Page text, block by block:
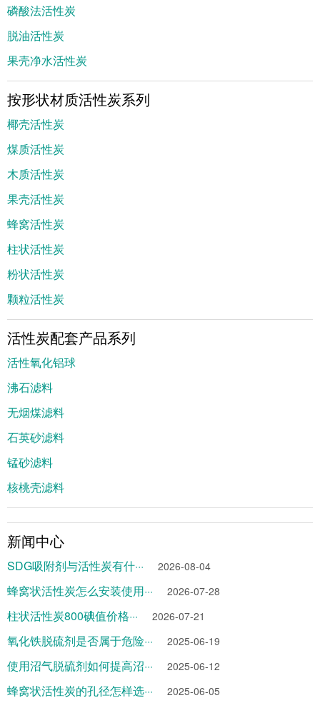
磷酸法活性炭
脱油活性炭
果壳净水活性炭
按形状材质活性炭系列
椰壳活性炭
煤质活性炭
木质活性炭
果壳活性炭
蜂窝活性炭
柱状活性炭
粉状活性炭
颗粒活性炭
活性炭配套产品系列
活性氧化铝球
沸石滤料
无烟煤滤料
石英砂滤料
锰砂滤料
核桃壳滤料
新闻中心
SDG吸附剂与活性炭有什··· 2026-08-04
蜂窝状活性炭怎么安装使用··· 2026-07-28
柱状活性炭800碘值价格··· 2026-07-21
氧化铁脱硫剂是否属于危险··· 2025-06-19
使用沼气脱硫剂如何提高沼··· 2025-06-12
蜂窝状活性炭的孔径怎样选··· 2025-06-05